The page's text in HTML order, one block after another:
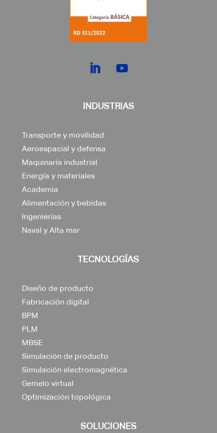
INDUSTRIAS
Transporte y movilidad
Aeroespacial y defensa
Maquinaria industrial
Energía y materiales
Academia
Alimentación y bebidas
Ingenierías
Naval y Alta mar
TECNOLOGÍAS
Diseño de producto
Fabricación digital
BPM
PLM
MBSE
Simulación de producto
Simulación electromagnética
Gemelo virtual
Optimización topológica
SOLUCIONES